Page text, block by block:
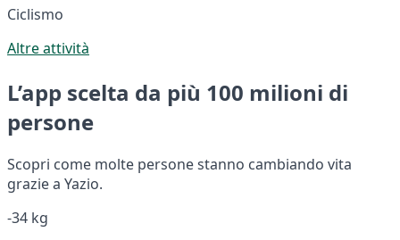
Ciclismo
Altre attività
L’app scelta da più 100 milioni di
persone
Scopri come molte persone stanno cambiando vita
grazie a Yazio.
-34 kg